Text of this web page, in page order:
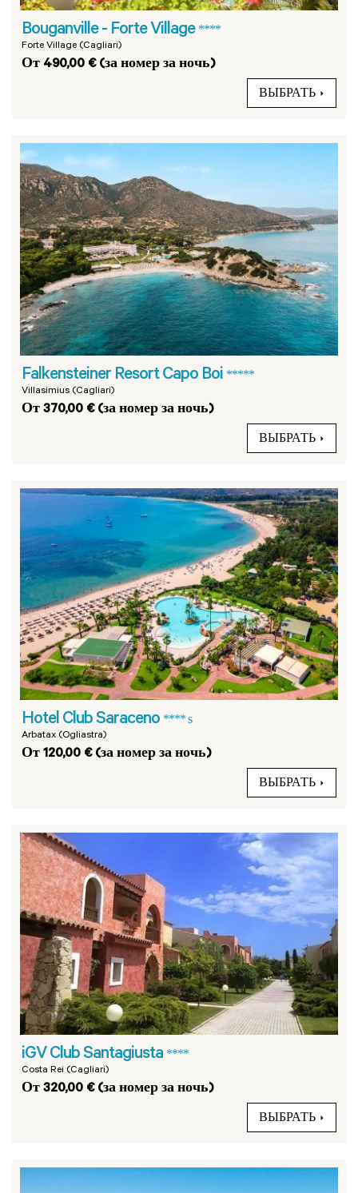
Bouganville - Forte Village ****
Forte Village (Cagliari)
От 490,00 € (за номер за ночь)
ВЫБРАТЬ
Falkensteiner Resort Capo Boi *****
Villasimius (Cagliari)
От 370,00 € (за номер за ночь)
ВЫБРАТЬ
Hotel Club Saraceno **** s
Arbatax (Ogliastra)
От 120,00 € (за номер за ночь)
ВЫБРАТЬ
iGV Club Santagiusta ****
Costa Rei (Cagliari)
От 320,00 € (за номер за ночь)
ВЫБРАТЬ